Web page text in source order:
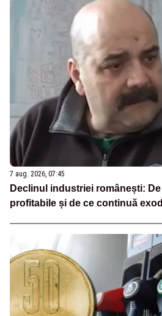
7 aug. 2026, 07:45
Declinul industriei românești:
profitabile și de ce continuă